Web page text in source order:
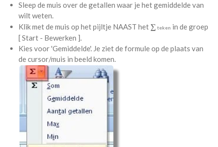
Sleep de muis over de getallen waar je het gemiddelde van
wilt weten.
Klik met de muis op het pijltje NAAST het ∑ teken in de groep
[ Start - Bewerken ].
Kies voor 'Gemiddelde'. Je ziet de formule op de plaats van
de cursor/muis in beeld komen.